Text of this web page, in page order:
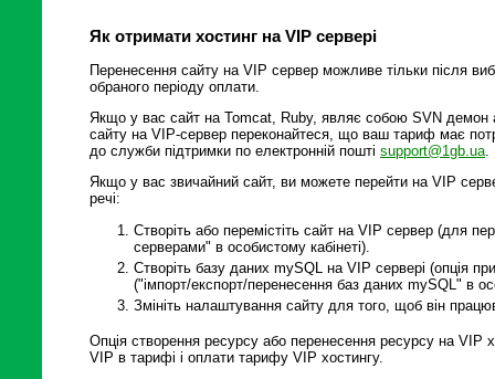
Як отримати хостинг на VIP сервері
Перенесення сайту на VIP сервер можливе тільки після
обраного періоду оплати.
Якщо у вас сайт на Tomcat, Ruby, являє собою SVN демон
сайту на VIP-сервер переконайтеся, що ваш тариф має
до служби підтримки по електронній пошті support@1gb.ua
Якщо у вас звичайний сайт, ви можете перейти на VIP
речі:
Створіть або перемістіть сайт на VIP сервер (для
серверами" в особистому кабінеті).
Створіть базу даних mySQL на VIP сервері (опція
("імпорт/експорт/перенесення баз даних mySQL" в
Змініть налаштування сайту для того, щоб він
Опція створення ресурсу або перенесення ресурсу на VIP
VIP в тарифі і оплати тарифу VIP хостингу.